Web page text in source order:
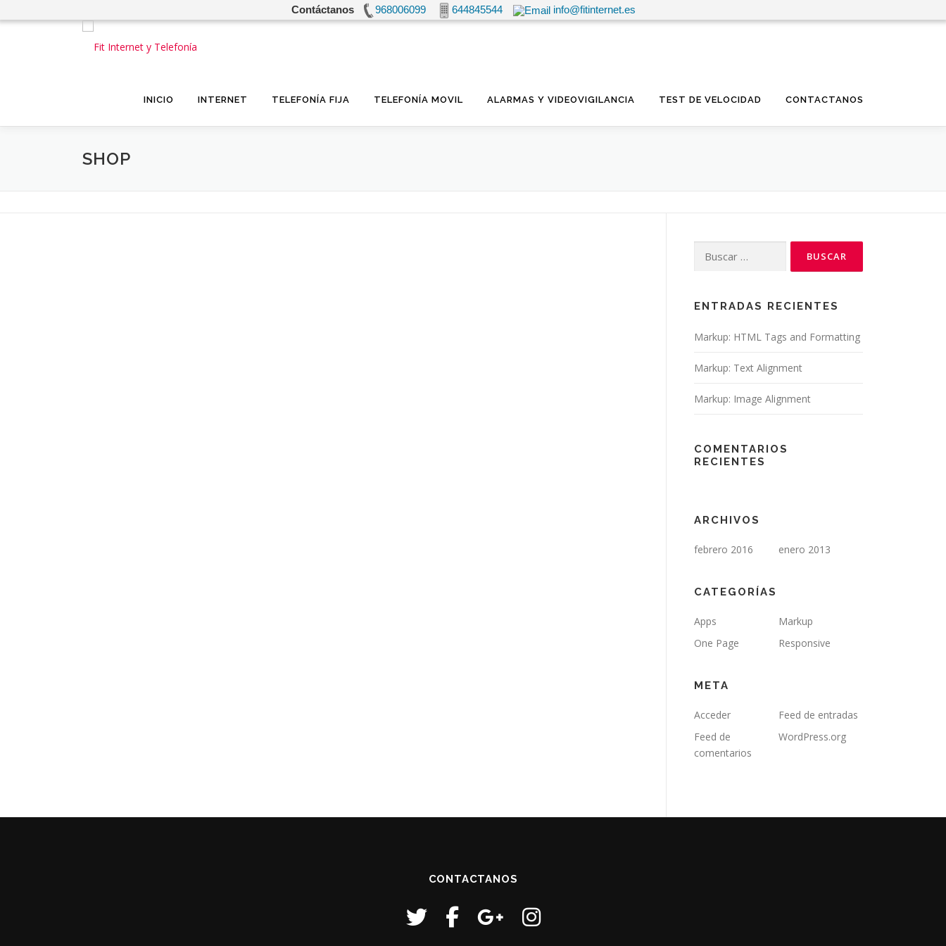
Contáctanos 968006099 644845544 info@fitinternet.es
Saltar
INICIO INTERNET TELEFONÍA FIJA TELEFONÍA MOVIL ALARMAS Y VIDEOVIGILANCIA TEST DE VELOCIDAD CONTACTANOS
SHOP
ENTRADAS RECIENTES
Markup: HTML Tags and Formatting
Markup: Text Alignment
Markup: Image Alignment
COMENTARIOS
RECIENTES
ARCHIVOS
febrero 2016 enero 2013
CATEGORÍAS
Apps
Markup
One Page
Responsive
META
Acceder
Feed de entradas
Feed de
comentarios
WordPress.org
CONTACTANOS